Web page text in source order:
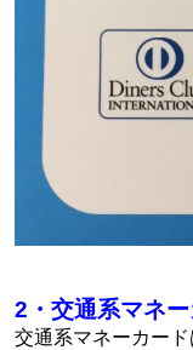
2・交通系マネ
交通系マネーカード